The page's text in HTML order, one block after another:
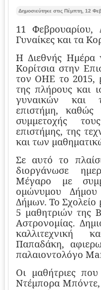
Δημοσιεύτηκε στις Πέμπτη, 12
11 Φεβρουαρίου,
Γυναίκες και τα
Η Διεθνής Ημέρα
Κορίτσια στην
τον ΟΗΕ το 2015,
της πλήρους και
γυναικών και
επιστήμη,
συμμετοχής
επιστήμης, της
και των
Σε αυτό το
διοργάνωσε
Μέγαρο με
ομώνυμου Δήμου
Δήμων. Το Σχολείο
5 μαθητριών της
Αστρονομίας.
καλλιτεχνική
Παπαδάκη,
παλαιοντολόγο
Οι μαθήτριες
Ντέμπορα